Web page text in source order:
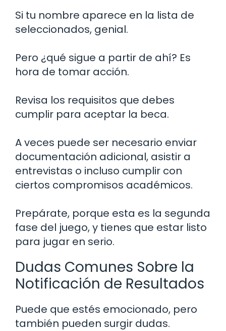
Si tu nombre aparece en la lista de
seleccionados, genial.
Pero ¿qué sigue a partir de ahí? Es
hora de tomar acción.
Revisa los requisitos que debes
cumplir para aceptar la beca.
A veces puede ser necesario enviar
documentación adicional, asistir a
entrevistas o incluso cumplir con
ciertos compromisos académicos.
Prepárate, porque esta es la segunda
fase del juego, y tienes que estar listo
para jugar en serio.
Dudas Comunes Sobre la
Notificación de Resultados
Puede que estés emocionado, pero
también pueden surgir dudas.